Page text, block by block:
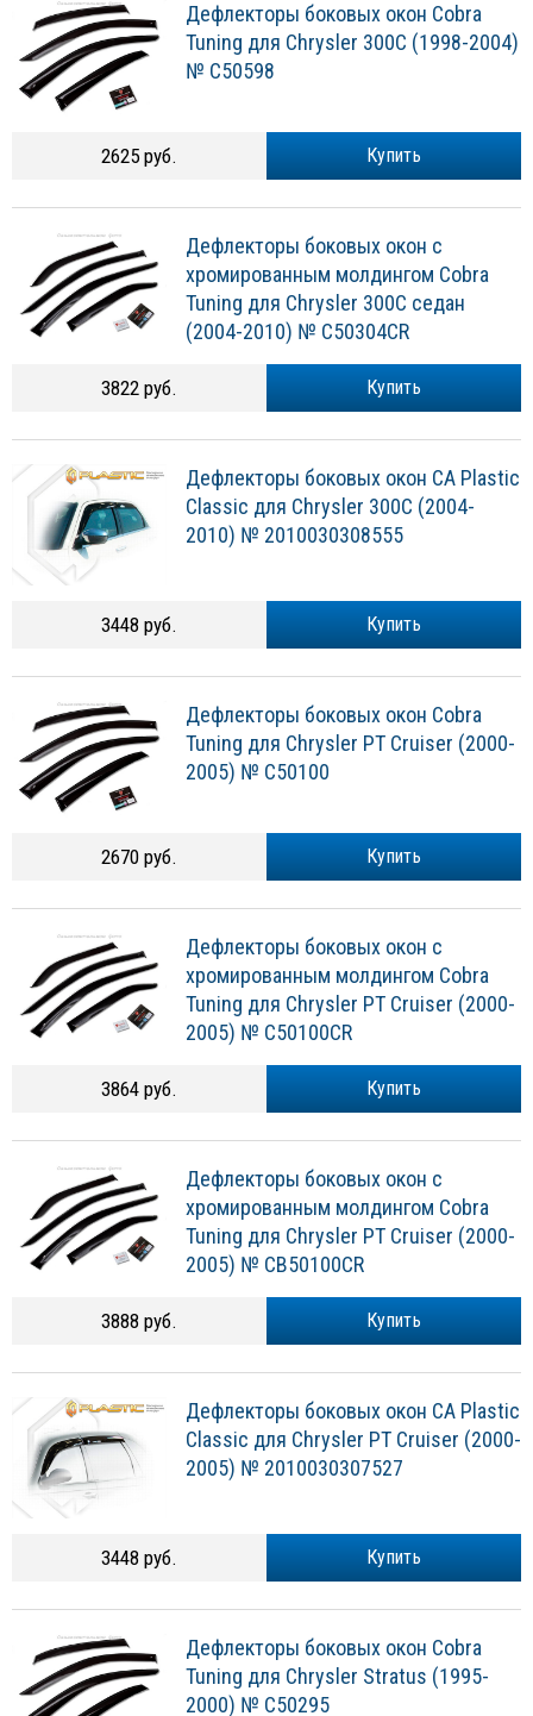
Дефлекторы боковых окон Cobra
Tuning для Chrysler 300C (1998-2004)
№ C50598
Купить
2625 руб.
Дефлекторы боковых окон с
хромированным молдингом Cobra
Tuning для Chrysler 300C седан
(2004-2010) № C50304CR
Купить
3822 руб.
Дефлекторы боковых окон CA Plastic
Classic для Chrysler 300C (2004-
2010) № 2010030308555
Купить
3448 руб.
Дефлекторы боковых окон Cobra
Tuning для Chrysler PT Cruiser (2000-
2005) № C50100
Купить
2670 руб.
Дефлекторы боковых окон с
хромированным молдингом Cobra
Tuning для Chrysler PT Cruiser (2000-
2005) № C50100CR
Купить
3864 руб.
Дефлекторы боковых окон с
хромированным молдингом Cobra
Tuning для Chrysler PT Cruiser (2000-
2005) № CB50100CR
Купить
3888 руб.
Дефлекторы боковых окон CA Plastic
Classic для Chrysler PT Cruiser (2000-
2005) № 2010030307527
Купить
3448 руб.
Дефлекторы боковых окон Cobra
Tuning для Chrysler Stratus (1995-
2000) № C50295